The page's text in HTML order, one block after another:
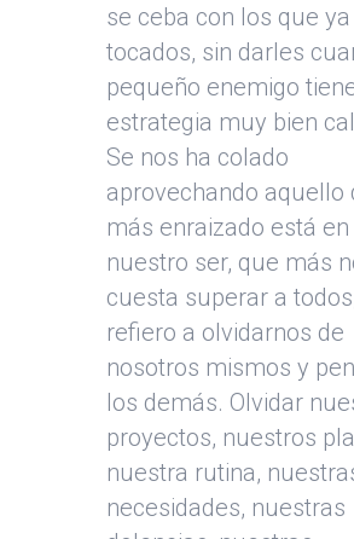
se ceba con los que
tocados, sin darles
pequeño enemigo
estrategia muy bien
Se nos ha colado
aprovechando aquello
más enraizado está en
nuestro ser, que más
cuesta superar a
refiero a olvidarnos de
nosotros mismos y
los demás. Olvidar
proyectos, nuestros
nuestra rutina,
necesidades, nuestras